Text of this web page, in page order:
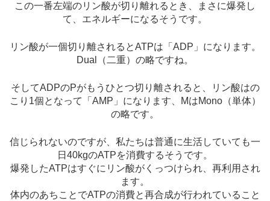
この一番左端のリン酸が切り離れるとき、まさに爆発し
て、エネルギーになるそうです。
リン酸が一個切り離されるとATPは「ADP」になります。
Dual（二重）の略ですね。
そしてADPのPがもうひとつ切り離されると、リン酸はの
こり1個となって「AMP」になります、MはMono（単体）
の略です。
信じられないのですが、私たちは普通に生活していても一
日40kgのATPを消費するそうです。
爆発したATPはすぐにリン酸がくっつけられ、再利用され
ます。
体内のあちことでATPの消費と再合成が行われていること